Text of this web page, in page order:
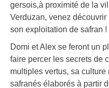
gersois,à proximité de la
Verduzan, venez
son exploitation de safran !
Domi et Alex se feront un
faire percer les secrets de
multiples vertus, sa
safranés élaborés à partir